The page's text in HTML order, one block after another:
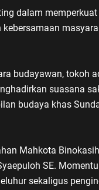
dalam
budayawan, tokoh
suasana
budaya khas
Mahkota
SE.
sekaligus